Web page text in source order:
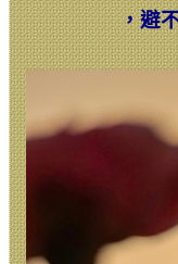
，避